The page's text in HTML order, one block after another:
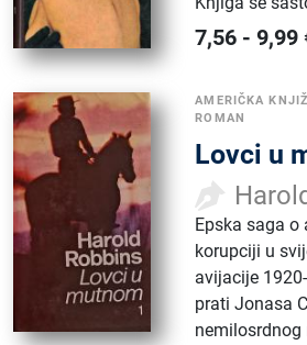
7,56 -9,99
AMERIČKA
ROMAN
Lovci u
Epska saga
korupciji u
avijacije
prati Jonasa
nemilosrdnog